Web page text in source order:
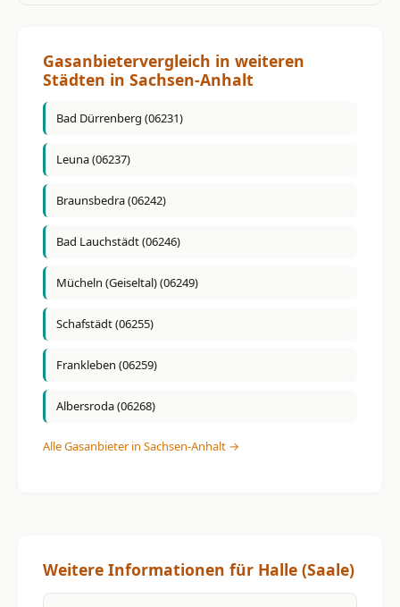
Gasanbietervergleich in weiteren
Städten in Sachsen-Anhalt
Bad Dürrenberg (06231)
Leuna (06237)
Braunsbedra (06242)
Bad Lauchstädt (06246)
Mücheln (Geiseltal) (06249)
Schafstädt (06255)
Frankleben (06259)
Albersroda (06268)
Alle Gasanbieter in Sachsen-Anhalt →
Weitere Informationen für Halle (Saale)